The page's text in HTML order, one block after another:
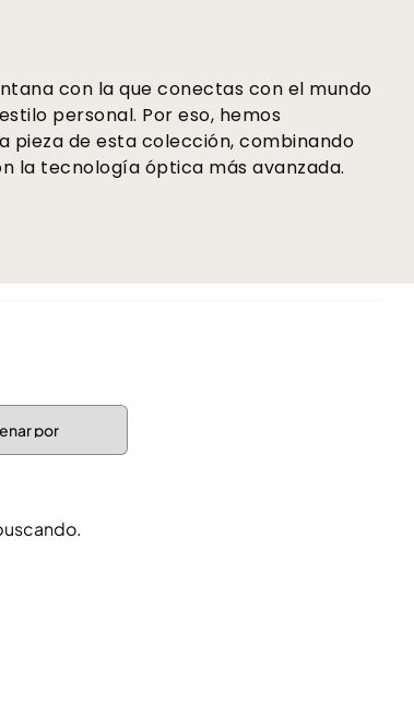
con la que conectas con el mundo
personal. Por eso, hemos
pieza de esta colección, combinando
la tecnología óptica más avanzada.